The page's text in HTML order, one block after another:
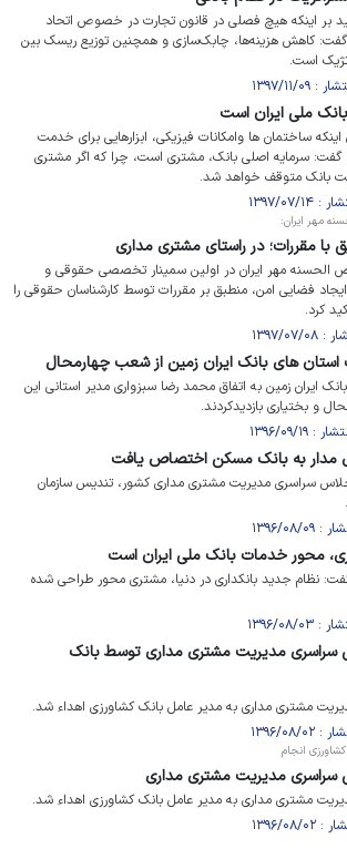
بر اینکه هیچ فصلی در قانون تجارت در خصوص اتحاد
گفت: کاهش هزینه‌ها، چابک‌سازی و همچنین توزیع ریسک بین
است.
ملی ایران است
ساختمان ها وامکانات فیزیکی، ابزارهایی برای خدمت
گفت: سرمایه اصلی بانک، مشتری است، چرا که اگر مشتری
بانک متوقف خواهد شد.
مهر ایران:
مقررات؛ در راستای مشتری مداری
الحسنه مهر ایران در اولین سمینار تخصصی حقوقی و
فضایی امن، منطبق بر مقررات توسط کارشناسان حقوقی را
کرد.
استان های بانک ایران زمین از شعب چهارمحال
ایران زمین به اتفاق محمد رضا سبزواری مدیر استانی این
و بختیاری بازدیدکردند.
مدار به بانک مسکن اختصاص یافت
سراسری مدیریت مشتری مداری کشور، تندیس سازمان
محور خدمات بانک ملی ایران است
نظام جدید بانکداری در دنیا، مشتری محور طراحی شده
مدیریت مشتری مداری توسط بانک
مشتری مداری به مدیر عامل بانک کشاورزی اهداء شد.
انجام
مدیریت مشتری مداری
مشتری مداری به مدیر عامل بانک کشاورزی اهداء شد.